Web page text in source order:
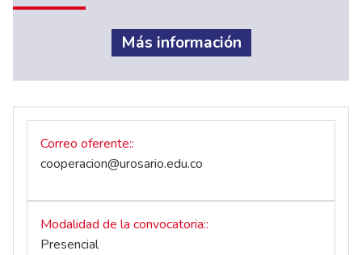
Más información
Correo oferente:
cooperacion@urosario.edu.co
Modalidad de la convocatoria:
Presencial